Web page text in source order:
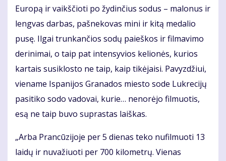
Europą ir vaikščioti po žydinčius sodus – malonus ir
lengvas darbas, pašnekovas mini ir kitą medalio
pusę. Ilgai trunkančios sodų paieškos ir filmavimo
derinimai, o taip pat intensyvios kelionės, kurios
kartais susiklosto ne taip, kaip tikėjaisi. Pavyzdžiui,
viename Ispanijos Granados miesto sode Lukrecijų
pasitiko sodo vadovai, kurie… nenorėjo filmuotis,
esą ne taip buvo suprastas laiškas.
„Arba Prancūzijoje per 5 dienas teko nufilmuoti 13
laidų ir nuvažiuoti per 700 kilometrų. Vienas